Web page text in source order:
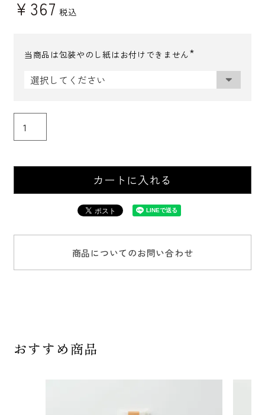
¥ 367 税込
当商品は包装やのし紙はお付けできません
カートに入れる
商品についてのお問い合わせ
おすすめ商品